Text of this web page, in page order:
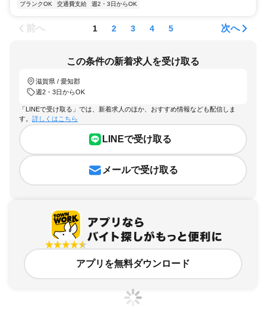
ブランクOK
交通費支給 週2・3日からOK
前へ 1 2 3 4 5 次へ
この条件の新着求人を受け取る
滋賀県 / 愛知郡
週2・3日からOK
「LINEで受け取る」では、新着求人のほか、おすすめ情報なども配信しま
す。 詳しくはこちら
LINEで受け取る
メールで受け取る
アプリを無料ダウンロード